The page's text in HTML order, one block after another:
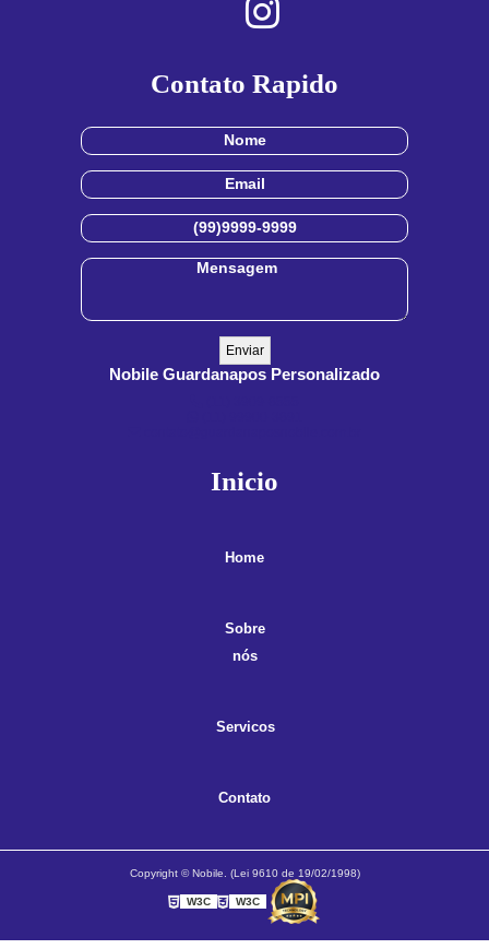
Contato Rapido
Nobile Guardanapos Personalizado
Inicio
Home
Sobre
nós
Servicos
Contato
Copyright © Nobile. (Lei 9610 de 19/02/1998)
W3C W3C